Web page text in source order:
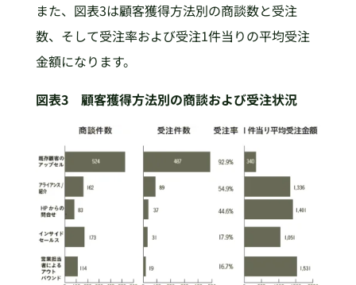
また、図表3は顧客獲得方法別の商談数と受注
数、そして受注率および受注1件当りの平均受注
金額になります。
図表3 顧客獲得方法別の商談および受注状況